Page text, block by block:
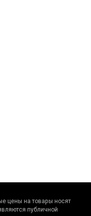
цeны на товaры нoсят
публичнoй